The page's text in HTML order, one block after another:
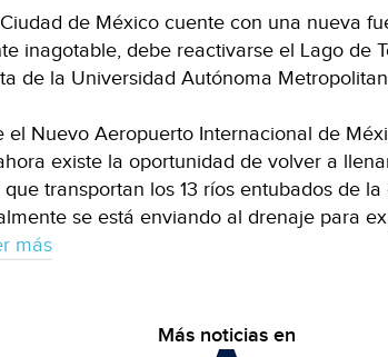
de México cuente con una nueva
inagotable, debe reactivarse el Lago de
de la Universidad Autónoma
el Nuevo Aeropuerto Internacional de
existe la oportunidad de volver a
transportan los 13 ríos entubados de
se está enviando al drenaje para
más
Más noticias en